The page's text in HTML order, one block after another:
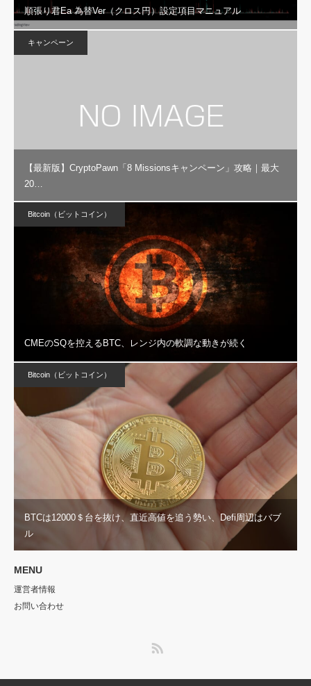
順張り君Ea 為替Ver（クロス円）設定項目マニュアル
キャンペーン
【最新版】CryptoPawn「8 Missionsキャンペーン」攻略｜最大
20…
Bitcoin（ビットコイン）
CMEのSQを控えるBTC、レンジ内の軟調な動きが続く
Bitcoin（ビットコイン）
BTCは12000＄台を抜け、直近高値を追う勢い、Defi周辺はバブ
ル
MENU
運営者情報
お問い合わせ